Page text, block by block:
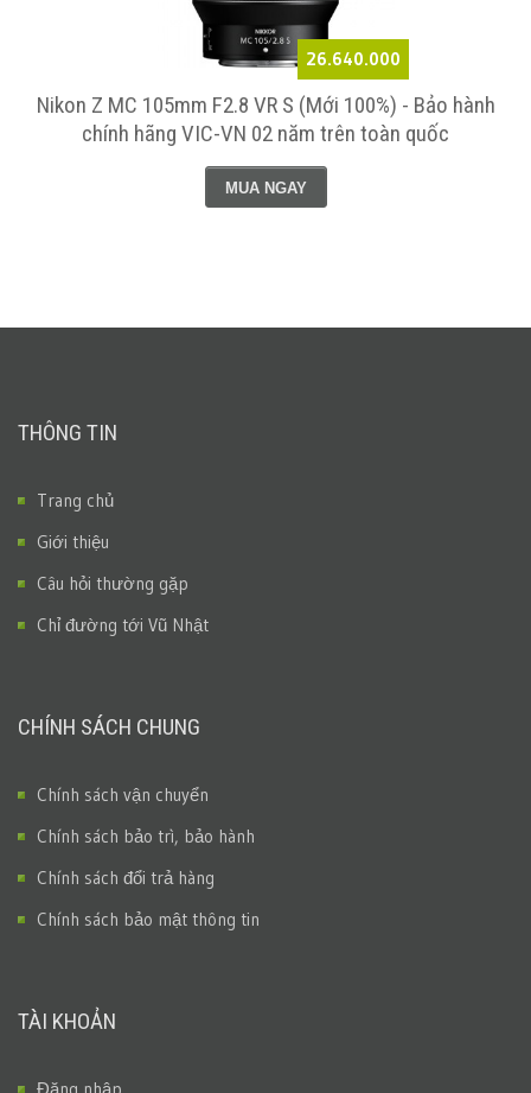
26.640.000
Nikon Z MC 105mm F2.8 VR S (Mới 100%) - Bảo hành
chính hãng VIC-VN 02 năm trên toàn quốc
MUA NGAY
THÔNG TIN
Trang chủ
Giới thiệu
Câu hỏi thường gặp
Chỉ đường tới Vũ Nhật
CHÍNH SÁCH CHUNG
Chính sách vận chuyển
Chính sách bảo trì, bảo hành
Chính sách đổi trả hàng
Chính sách bảo mật thông tin
TÀI KHOẢN